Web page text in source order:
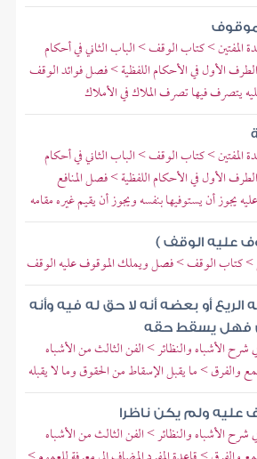
المفتين > كتاب الوقف > الباب الثاني في أحكام
الأول في الأحكام اللفظية > فصل فوائد الوقف
يتصرف فيها تصرف الملاك في الأملاك
المفتين > كتاب الوقف > الباب الثاني في أحكام
الأول في الأحكام اللفظية > فصل المنافع
يجوز أن يستوفيها بنفسه ويجوز أن يقيم غيره مقامه
عليه الوقف )
> كتاب الوقف > فصل ويملك الموقوف عليه الوقف
الريع أو بعضه أنه لا حق له فيه وأنه
فهل يسقط حقه
الأشباه والنظائر > الفن الثالث من الأشباه
والفرق > ما يقبل الإسقاط من الحقوق وما لا يقبله
عليه ولم يكن ناظرا
الأشباه والنظائر > الفن الثالث من الأشباه